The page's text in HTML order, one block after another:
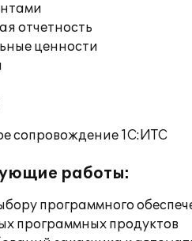
отчетность
ценности
сопровождение 1С:ИТС
работы:
программного
программных продуктов